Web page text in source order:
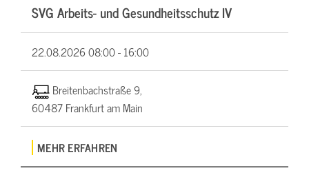
SVG Arbeits- und Gesundheitsschutz IV
22.08.202608:00 - 16:00
Breitenbachstraße 9,
60487 Frankfurt am Main
MEHR ERFAHREN